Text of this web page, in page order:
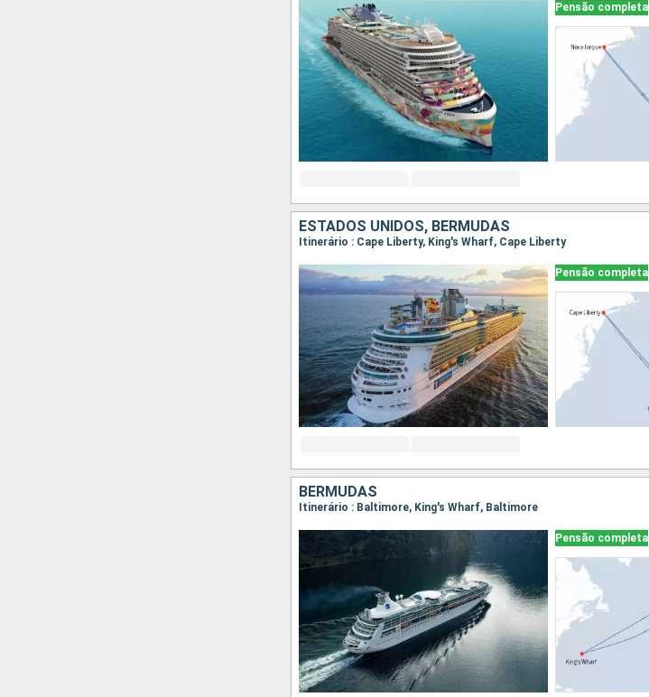
Pensão completa
ESTADOS UNIDOS, BERMUDAS
Itinerário : Cape Liberty, King's Wharf, Cape Liberty
Pensão completa
BERMUDAS
Itinerário : Baltimore, King's Wharf, Baltimore
Pensão completa